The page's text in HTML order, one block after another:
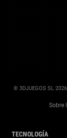
© 3DJUEGOS SL
Sobre
TECNOLOGÍA